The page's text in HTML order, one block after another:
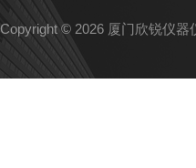
Copyright © 2026 厦门欣锐仪